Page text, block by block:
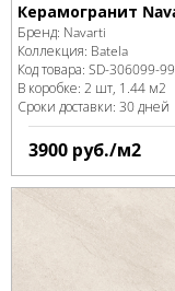
Керамогранит
Бренд: Navarti
Коллекция: Batela
Код товара: SD-306099-99
В коробке: 2 шт, 1.44 м2
Сроки доставки: 30 дней
3900 руб./м2